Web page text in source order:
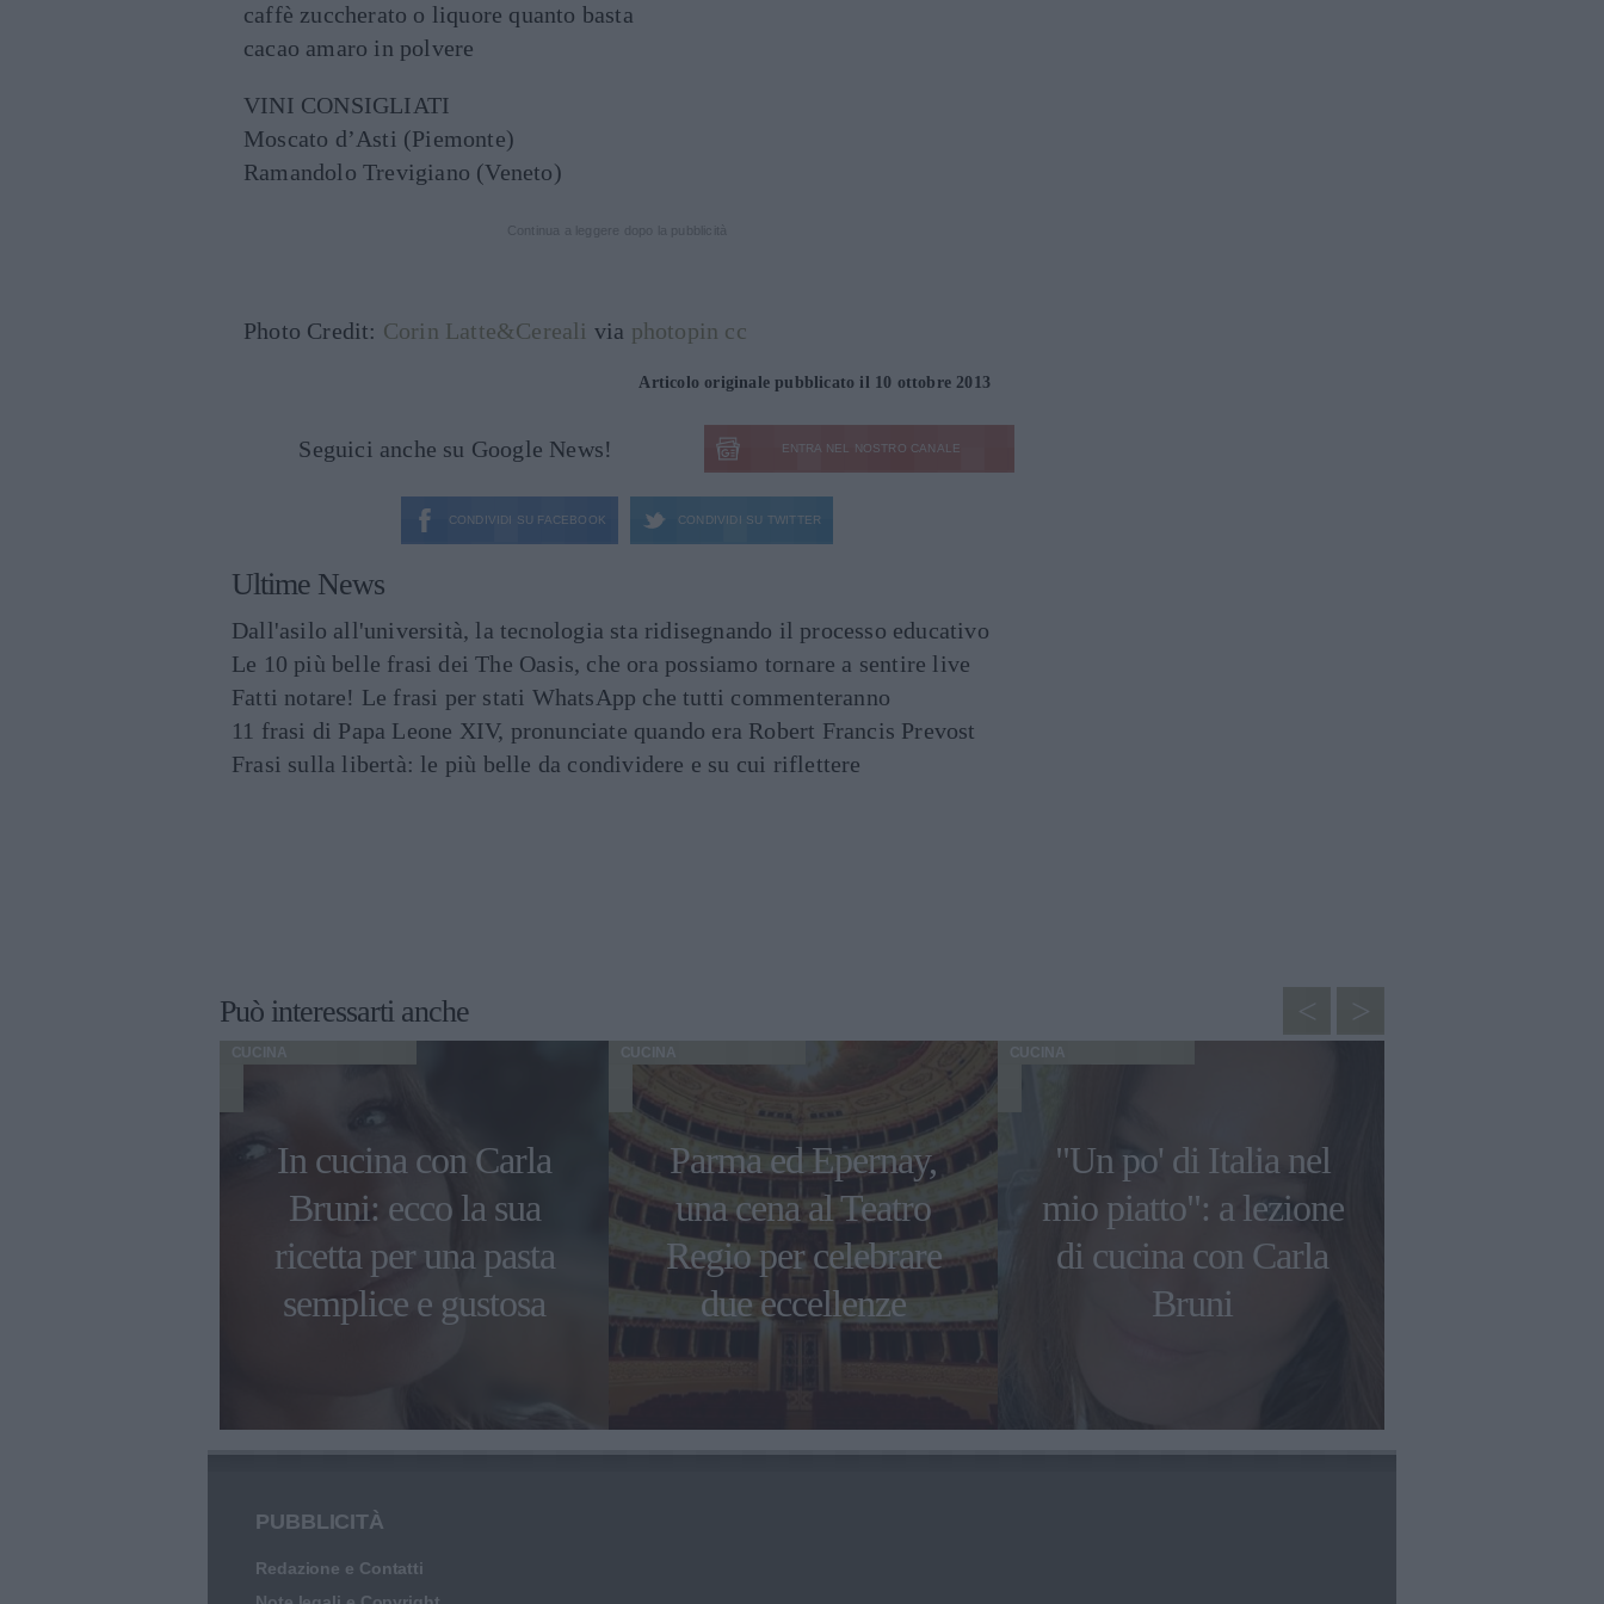
caffè zuccherato o liquore quanto basta
cacao amaro in polvere
VINI CONSIGLIATI
Moscato d’Asti (Piemonte)
Ramandolo Trevigiano (Veneto)
Photo Credit: Corin Latte&Cereali via photopin cc
Articolo originale pubblicato il 10 ottobre 2013
Seguici anche su Google News! ENTRA NEL NOSTRO CANALE
CONDIVIDI SU FACEBOOK CONDIVIDI SU TWITTER
Ultime News
Dall'asilo all'università, la tecnologia sta ridisegnando il processo educativo
Le 10 più belle frasi dei The Oasis, che ora possiamo tornare a sentire live
Fatti notare! Le frasi per stati WhatsApp che tutti commenteranno
11 frasi di Papa Leone XIV, pronunciate quando era Robert Francis Prevost
Frasi sulla libertà: le più belle da condividere e su cui riflettere
Può interessarti anche
CUCINA
In cucina con Carla
Bruni: ecco la sua
ricetta per una pasta
semplice e gustosa
CUCINA
Parma ed Epernay,
una cena al Teatro
Regio per celebrare
due eccellenze
CUCINA
"Un po' di Italia nel
mio piatto": a lezione
di cucina con Carla
Bruni
PUBBLICITÀ
Redazione e Contatti